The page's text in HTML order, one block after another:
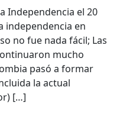
Independencia el 20
independencia en
no fue nada fácil; Las
mucho
pasó a formar
la actual
[…]